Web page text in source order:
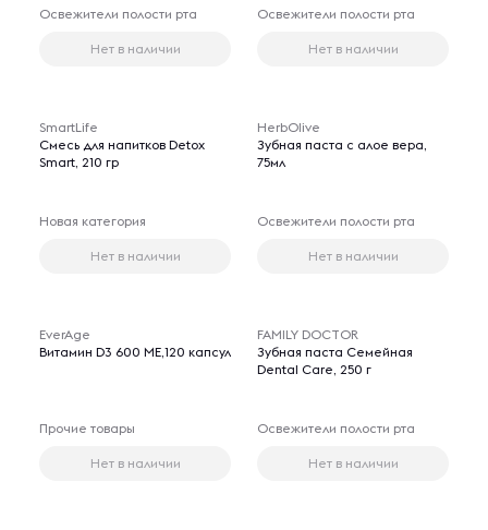
Освежители полости рта
Нет в наличии
Освежители полости рта
Нет в наличии
SmartLife
Смесь для напитков Detox
Smart, 210 гр
Новая категория
Нет в наличии
HerbOlive
Зубная паста с алое вера,
75мл
Освежители полости рта
Нет в наличии
EverAge
Витамин D3 600 ME,120 капсул
Прочие товары
Нет в наличии
FAMILY DOCTOR
Зубная паста Семейная
Dental Care, 250 г
Освежители полости рта
Нет в наличии